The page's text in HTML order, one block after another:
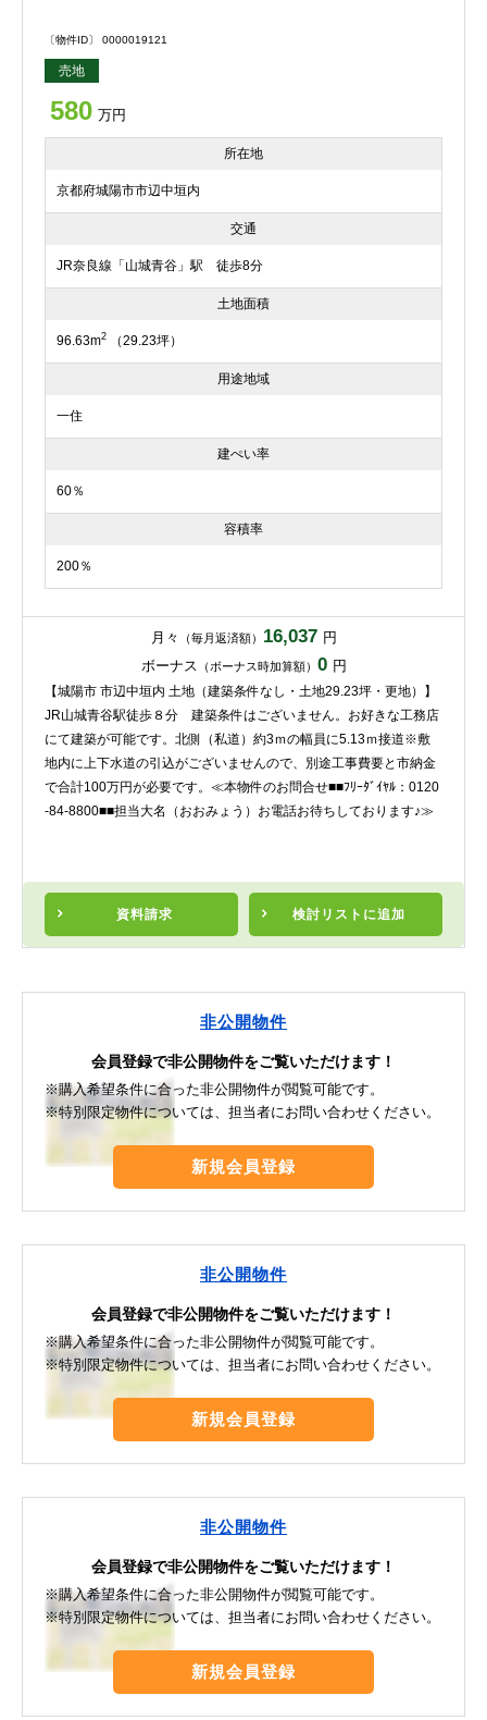
〔物件ID〕 0000019121
売地
580 万円
所在地
京都府城陽市市辺中垣内
交通
JR奈良線「山城青谷」駅 徒歩8分
土地面積
96.63m2 （29.23坪）
用途地域
一住
建ぺい率
60％
容積率
200％
月々 （毎月返済額） 16,037 円
ボーナス （ボーナス時加算額） 0 円
資料請求 検討リスト に追加
【城陽市 市辺中垣内 土地（建築条件なし・土地29.23坪・更地）】
JR山城青谷駅徒歩８分 建築条件はございません。お好きな工務店
にて建築が可能です。北側（私道）約3ｍの幅員に5.13ｍ接道※敷
地内に上下水道の引込がございませんので、別途工事費要と市納金
で合計100万円が必要です。≪本物件のお問合せ■■ﾌﾘｰﾀﾞｲﾔﾙ：0120
-84-8800■■担当大名（おおみょう）お電話お待ちしております♪≫
非公開物件
会員登録で非公開物件をご覧いただけます！
※購入希望条件に合った非公開物件が閲覧可能です。
※特別限定物件については、担当者にお問い合わせください。
新規会員登録
非公開物件
会員登録で非公開物件をご覧いただけます！
※購入希望条件に合った非公開物件が閲覧可能です。
※特別限定物件については、担当者にお問い合わせください。
新規会員登録
非公開物件
会員登録で非公開物件をご覧いただけます！
※購入希望条件に合った非公開物件が閲覧可能です。
※特別限定物件については、担当者にお問い合わせください。
新規会員登録